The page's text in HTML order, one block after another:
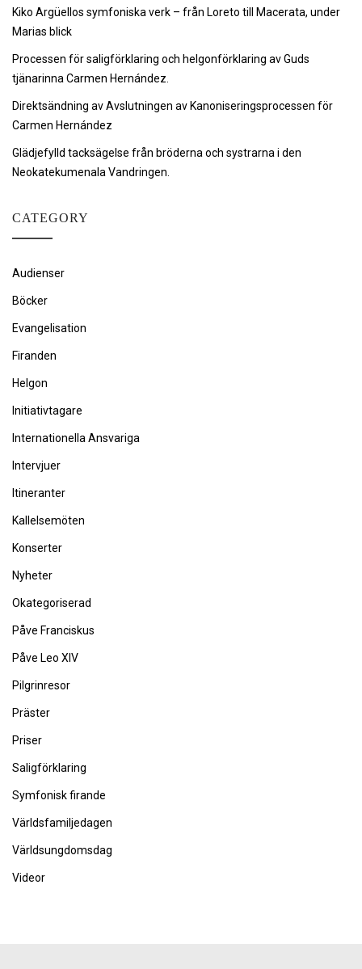
Kiko Argüellos symfoniska verk – från Loreto till Macerata, under
Marias blick
Processen för saligförklaring och helgonförklaring av Guds
tjänarinna Carmen Hernández.
Direktsändning av Avslutningen av Kanoniseringsprocessen för
Carmen Hernández
Glädjefylld tacksägelse från bröderna och systrarna i den
Neokatekumenala Vandringen.
CATEGORY
Audienser
Böcker
Evangelisation
Firanden
Helgon
Initiativtagare
Internationella Ansvariga
Intervjuer
Itineranter
Kallelsemöten
Konserter
Nyheter
Okategoriserad
Påve Franciskus
Påve Leo XIV
Pilgrinresor
Präster
Priser
Saligförklaring
Symfonisk firande
Världsfamiljedagen
Världsungdomsdag
Videor